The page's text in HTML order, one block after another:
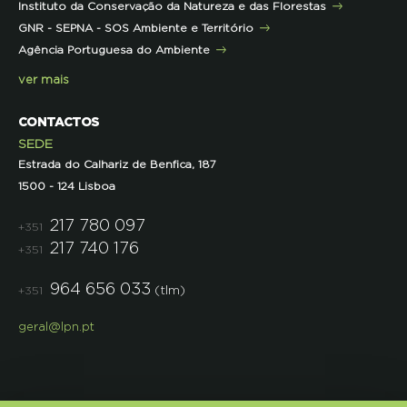
Parcerias
Projetos
Semana do Jornalismo de Ambiente 2023
Instituto da Conservação da Natureza e das Florestas
GNR - SEPNA - SOS Ambiente e Território
Agência Portuguesa do Ambiente
ver mais
CONTACTOS
SEDE
Estrada do Calhariz de Benfica, 187
1500 - 124 Lisboa
+351 217 780 097
+351 217 740 176
+351 964 656 033 (tlm)
geral@lpn.pt